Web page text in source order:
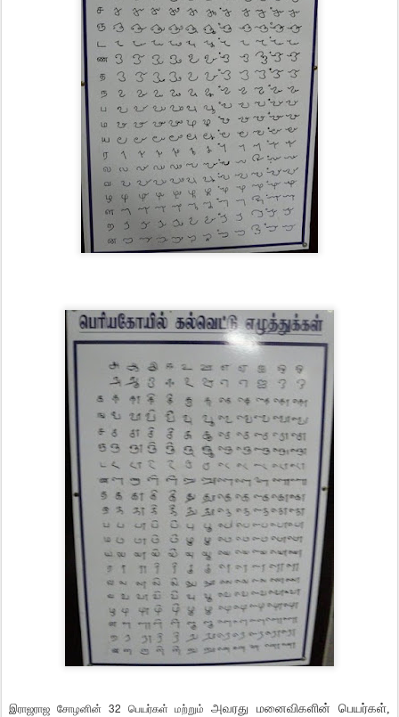
இராஜராஜ சோழனின் 32 பெயர்கள் மற்றும்அவரது மனைவிகளின் பெயர்கள்,